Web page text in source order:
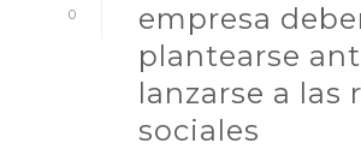
0
empresa
plantearse
lanzarse a las
sociales